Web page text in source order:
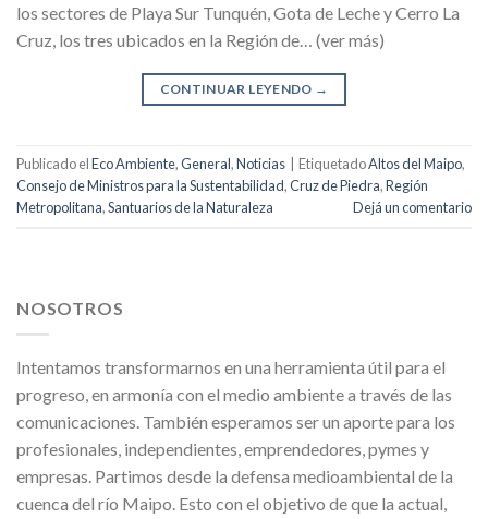
los sectores de Playa Sur Tunquén, Gota de Leche y Cerro La
Cruz, los tres ubicados en la Región de… (ver más)
CONTINUAR LEYENDO →
Publicado elEco Ambiente,General,Noticias EtiquetadoAltos del Maipo,
Consejo de Ministros para la Sustentabilidad,Cruz de Piedra,Región
Metropolitana,Santuarios de la Naturaleza Dejá un comentario
NOSOTROS
Intentamos transformarnos en una herramienta útil para el
progreso, en armonía con el medio ambiente a través de las
comunicaciones. También esperamos ser un aporte para los
profesionales, independientes, emprendedores, pymes y
empresas. Partimos desde la defensa medioambiental de la
cuenca del río Maipo. Esto con el objetivo de que la actual,